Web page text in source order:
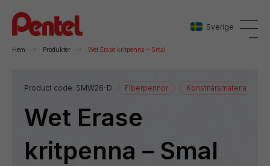
Sverige
Danmark
Sverige
Hem Produkter Wet Erase kritpenna – Smal
Product code: SMW26-D Fiberpennor Konstnärsmaterial
Wet Erase
kritpenna – Smal